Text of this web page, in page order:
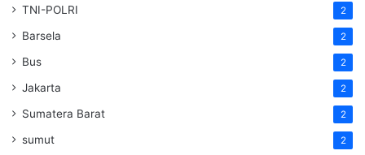
TNI-POLRI 2
Barsela 2
Bus 2
Jakarta 2
Sumatera Barat 2
sumut 2